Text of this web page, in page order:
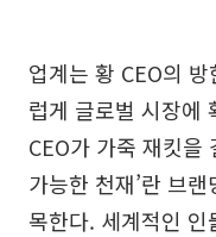
업계는 황 CEO의
럽게 글로벌 시장에
CEO가 가죽 재킷을
가능한 천재’란 브
목한다. 세계적인